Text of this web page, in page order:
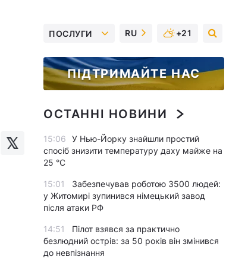
ПОСЛУГИ RU +21
ПІДТРИМАЙТЕ НАС
ОСТАННІ НОВИНИ
15:06
У Нью-Йорку знайшли простий
спосіб знизити температуру даху майже на
25 °C
15:01
Забезпечував роботою 3500 людей:
у Житомирі зупинився німецький завод
після атаки РФ
14:51
Пілот взявся за практично
безлюдний острів: за 50 років він змінився
до невпізнання